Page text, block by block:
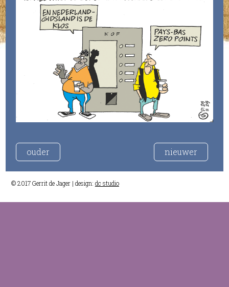
ouder nieuwer
© 2017 Gerrit de Jager | design: dc studio